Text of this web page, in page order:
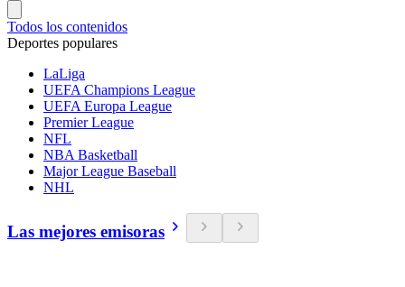
Todos los contenidos
Deportes populares
LaLiga
UEFA Champions League
UEFA Europa League
Premier League
NFL
NBA Basketball
Major League Baseball
NHL
Las mejores emisoras